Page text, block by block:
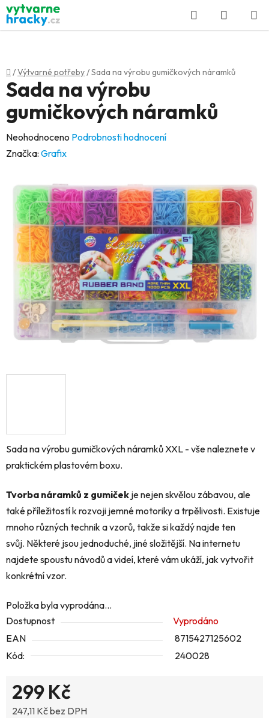
Přejít
na
obsah
Hledat
KOŠÍK
Domů
/Výtvarné potřeby/Sada na výrobu gumičkových náramků
Sada na výrobu gumičkových náramků XXL - vše naleznete v
praktickém plastovém boxu.
Tvorba náramků z gumiček je nejen skvělou zábavou, ale
také příležitostí k rozvoji jemné motoriky a trpělivosti. Existuje
mnoho různých technik a vzorů, takže si každý najde ten
svůj. Některé jsou jednoduché, jiné složitější. Na internetu
najdete spoustu návodů a videí, které vám ukáží, jak vytvořit
konkrétní vzor.
Položka byla vyprodána…
Dostupnost
Vyprodáno
EAN
8715427125602
Kód:
240028
299 Kč
247,11 Kč bez DPH
Sada na výrobu
gumičkových náramků
Průměrné
hodnocení
0,0
hvězdiček.
Neohodnoceno Podrobnosti hodnocení
Značka: Grafix